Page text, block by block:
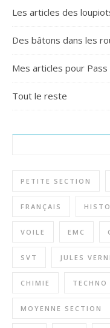
Les articles des
Des bâtons dans les
Mes articles pour Pass
Tout le reste
PETITE SECTION
FRANÇAIS
VOILE EMC
SVT JULES
CHIMIE TECHNO
MOYENNE SECTION